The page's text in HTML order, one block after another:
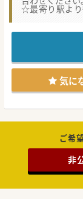
☆最寄り駅より
らのご通勤も可
気に
ご希
非